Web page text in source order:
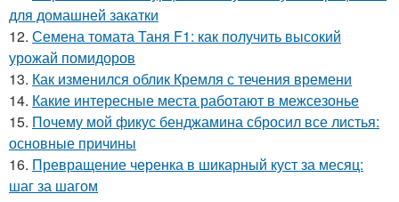
для домашней закатки
12. Семена томата Таня F1: как получить высокий
урожай помидоров
13. Как изменился облик Кремля с течения времени
14. Какие интересные места работают в межсезонье
15. Почему мой фикус бенджамина сбросил все листья:
основные причины
16. Превращение черенка в шикарный куст за месяц:
шаг за шагом